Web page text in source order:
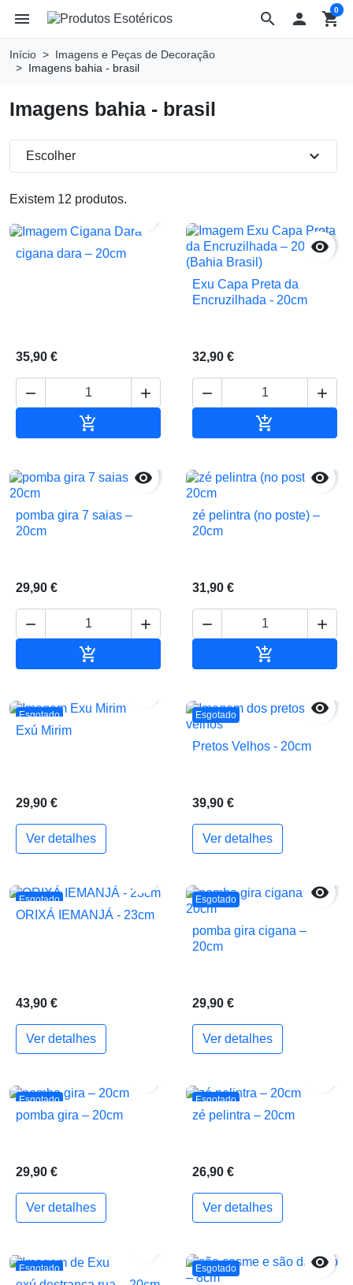
search
menu  shopping_cart
0
Início
Imagens e Peças de Decoração
Imagens bahia - brasil
Imagens bahia - brasil
Existem 12 produtos.
Escolher expand_more
cigana dara – 20cm
35,90 €
 


Exu Capa Preta da
Encruzilhada - 20cm
32,90 €
 


pomba gira 7 saias –
20cm
29,90 €
 


zé pelintra (no poste) –
20cm
31,90 €
 

Esgotado
Exú Mirim
29,90 €
Ver detalhes
Esgotado 
Pretos Velhos - 20cm
39,90 €
Ver detalhes
Esgotado
ORIXÁ IEMANJÁ - 23cm
43,90 €
Ver detalhes
Esgotado 
pomba gira cigana –
20cm
29,90 €
Ver detalhes
Esgotado
pomba gira – 20cm
29,90 €
Ver detalhes
Esgotado
zé pelintra – 20cm
26,90 €
Ver detalhes
Esgotado Esgotado 